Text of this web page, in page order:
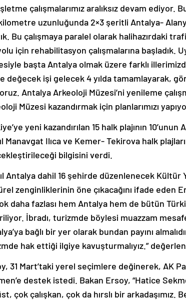
çalışmalarımız aralıksız devam ediyor.
uzunluğunda 2×3 şeritli Antalya-
Bu çalışmaya paralel olarak halihazırdaki
için rehabilitasyon çalışmalarına başladık.
başta Antalya olmak üzere farklı
değecek işi gelecek 4 yılda tamamlayarak,
Antalya Arkeoloji Müzesi’ni yenileme
Müzesi kazandırmak için planlarımızı
yeni kazandırılan 15 halk plajının
Manavgat Ilıca ve Kemer- Tekirova halk
bilgisini verdi.
Antalya dahil 16 şehirde düzenlenecek Kültür
zenginliklerinin öne çıkacağını ifade eden
daha fazlası hem Antalya hem de bütün
İbradı, turizmde böylesi muazzam
bağlı bir yer olarak bundan payını
hak ettiği ilgiye kavuşturmalıyız.”
31 Mart’taki yerel seçimlere değinerek, AK
destek istedi. Bakan Ersoy, “Hatice
çok çalışkan, çok da hırslı bir arkadaşımız.